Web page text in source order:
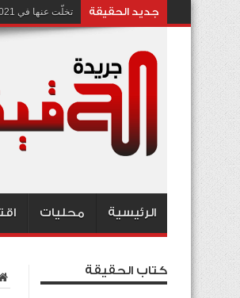
جديد الحقيقة تخلّت عنها في 2021.. ميتا تعيد إحياء تقنية تثير الجدل بشأن انتهاك الخصوصية
الرئيسية محليات
كتاب الحقيقة